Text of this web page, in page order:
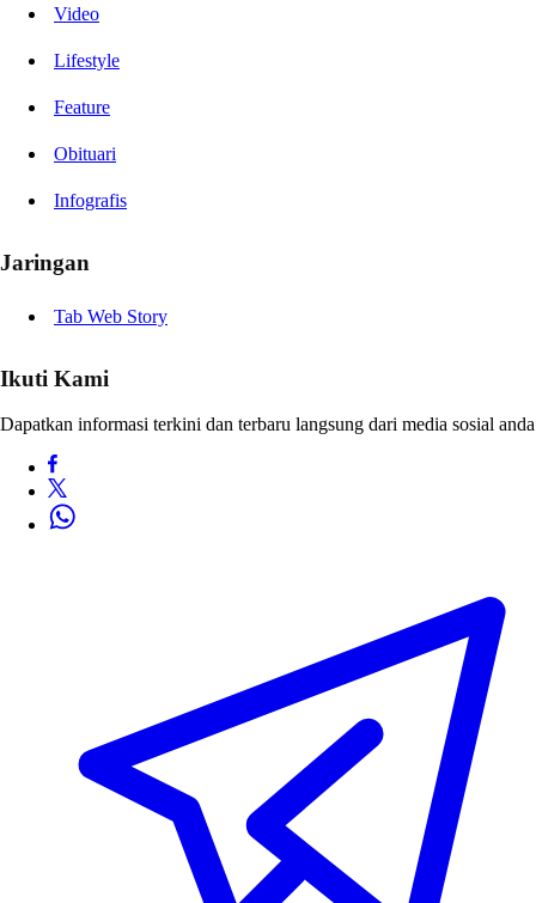
Video
Lifestyle
Feature
Obituari
Infografis
Jaringan
Tab Web Story
Ikuti Kami
Dapatkan informasi terkini dan terbaru langsung dari media sosial anda